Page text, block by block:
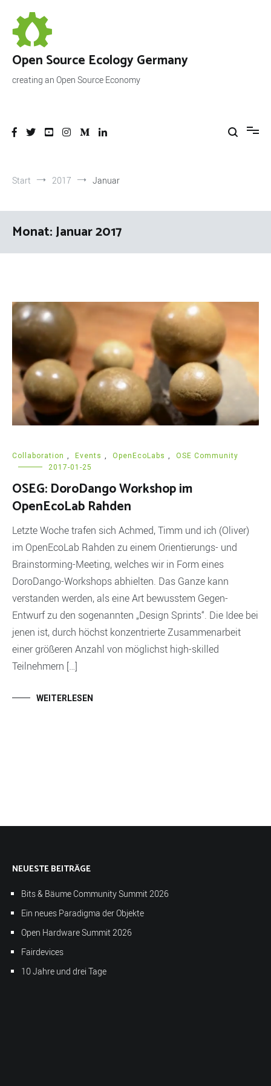
Inhalt
springen
Open Source Ecology Germany
creating an Open Source Economy
Start 2017 Januar
Monat:Januar 2017
Collaboration , Events , OpenEcoLabs ,
OSE Community
2017-01-25
OSEG: DoroDango Workshop im
OpenEcoLab Rahden
Letzte Woche trafen sich Achmed, Timm und ich (Oliver)
im OpenEcoLab Rahden zu einem Orientierungs- und
Brainstorming-Meeting, welches wir in Form eines
DoroDango-Workshops abhielten. Das Ganze kann
verstanden werden, als eine Art bewusstem Gegen-
Entwurf zu den sogenannten „Design Sprints“. Die Idee bei
jenen ist, durch höchst konzentrierte Zusammenarbeit
einer größeren Anzahl von möglichst high-skilled
Teilnehmern […]
WEITERLESEN
NEUESTE BEITRÄGE
Bits & Bäume Community Summit 2026
Ein neues Paradigma der Objekte
Open Hardware Summit 2026
Fairdevices
10 Jahre und drei Tage